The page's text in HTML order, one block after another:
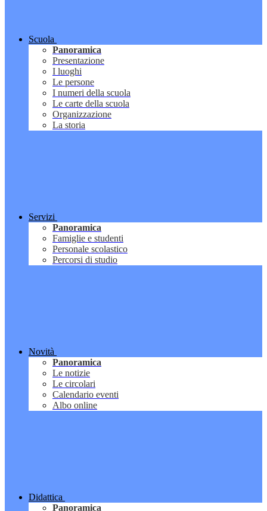
Scuola
Panoramica
Presentazione
I luoghi
Le persone
I numeri della scuola
Le carte della scuola
Organizzazione
La storia
Servizi
Panoramica
Famiglie e studenti
Personale scolastico
Percorsi di studio
Novità
Panoramica
Le notizie
Le circolari
Calendario eventi
Albo online
Didattica
Panoramica